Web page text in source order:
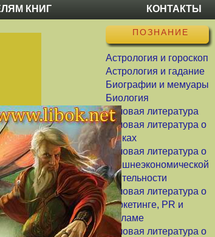
КНИГ КОНТАКТЫ
ПОЗНАНИЕ
Астрология и гороскоп
Астрология и гадание
Биографии и мемуары
Биология
Деловая литература
Деловая литература о
банках
Деловая литература о
внешнеэкономической
деятельности
Деловая литература о
маркетинге, PR и
рекламе
Деловая литература о